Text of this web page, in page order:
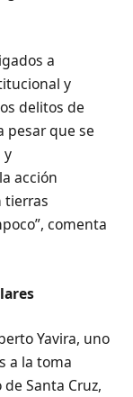
a
y
delitos de
pesar que se
y
acción
tierras
comenta
Yavira, uno
a la toma
Santa Cruz,